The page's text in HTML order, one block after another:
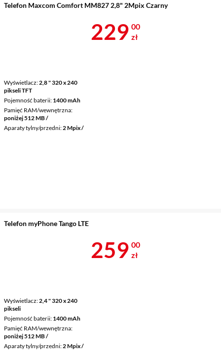
Telefon Maxcom Comfort MM827 2,8" 2Mpix Czarny
Wyświetlacz 2,8 " 320 x 240
pikseli TFT
Pojemność baterii 1400 mAh
Pamięć RAM/wewnętrzna
poniżej 512 MB /
Aparaty tylny/przedni 2 Mpix /
Cena 229 zł
229 00
zł
Telefon myPhone Tango LTE
Wyświetlacz 2,4 " 320 x 240
pikseli
Pojemność baterii 1400 mAh
Pamięć RAM/wewnętrzna
poniżej 512 MB /
Aparaty tylny/przedni 2 Mpix /
Cena 259 zł
259 00
zł